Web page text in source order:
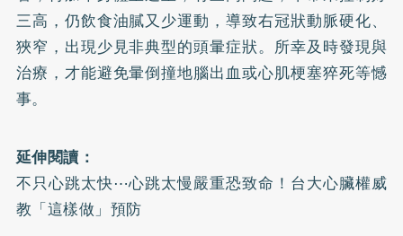
三高，仍飲食油膩又少運動，導致右冠狀動脈硬化、
狹窄，出現少見非典型的頭暈症狀。所幸及時發現與
治療，才能避免暈倒撞地腦出血或心肌梗塞猝死等憾
事。
延伸閱讀：
不只心跳太快⋯心跳太慢嚴重恐致命！台大心臟權威
教「這樣做」預防